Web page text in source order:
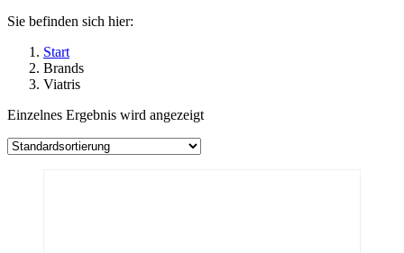
Sie befinden sich hier:
Start
Brands
Viatris
Einzelnes Ergebnis wird angezeigt